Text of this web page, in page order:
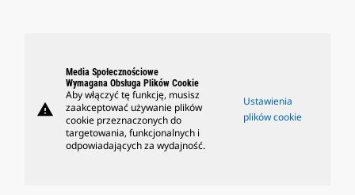
warning
Media Społecznościowe
Wymagana Obsługa Plików Cookie
Aby włączyć tę funkcję, musisz
zaakceptować używanie plików
cookie przeznaczonych do
targetowania, funkcjonalnych i
odpowiadających za wydajność.
Ustawienia
plików cookie